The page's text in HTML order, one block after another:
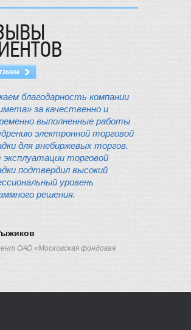
благодарность компании
за качественно и
выполненные работы
электронной торговой
для внебиржевых торгов.
торговой
подтвердил высокий
уровень
решения.
ОАО «Московская фондовая